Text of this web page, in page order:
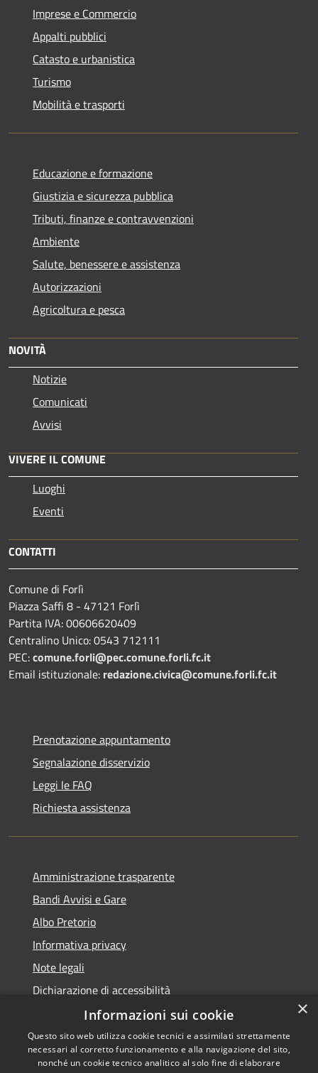
Imprese e Commercio
Appalti pubblici
Catasto e urbanistica
Turismo
Mobilità e trasporti
Educazione e formazione
Giustizia e sicurezza pubblica
Tributi, finanze e contravvenzioni
Ambiente
Salute, benessere e assistenza
Autorizzazioni
Agricoltura e pesca
NOVITÀ
Notizie
Comunicati
Avvisi
VIVERE IL COMUNE
Luoghi
Eventi
CONTATTI
Comune di Forlì
Piazza Saffi 8 - 47121 Forlì
Partita IVA: 00606620409
Centralino Unico: 0543 712111
PEC:comune.forli@pec.comune.forli.fc.it
Email istituzionale: redazione.civica@comune.forli.fc.it
Prenotazione appuntamento
Segnalazione disservizio
Leggi le FAQ
Richiesta assistenza
Amministrazione trasparente
Bandi Avvisi e Gare
Albo Pretorio
Informativa privacy
Note legali
Dichiarazione di accessibilità
Copyright © 2026 • Comune di
×
Informazioni sui cookie
Questo sito web utilizza cookie tecnici e assimilati strettamente
necessari al corretto funzionamento e alla navigazione del sito,
nonché un cookie tecnico analitico al solo fine di elaborare